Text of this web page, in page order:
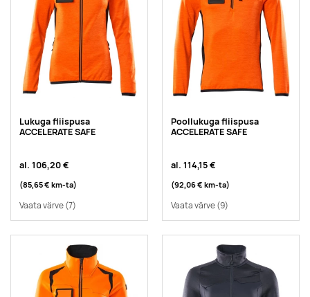
Lukuga fliispusa
ACCELERATE SAFE
al. 106,20 €
(85,65 € km-ta)
Vaata värve(7)
Poollukuga fliispusa
ACCELERATE SAFE
al. 114,15 €
(92,06 € km-ta)
Vaata värve(9)